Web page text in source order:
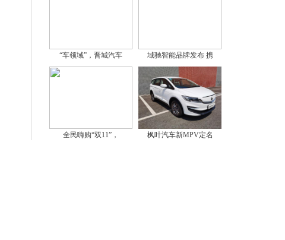
“车领域”，晋城汽车 域驰智能品牌发布 携
全民嗨购“双11”， 枫叶汽车新MPV定名